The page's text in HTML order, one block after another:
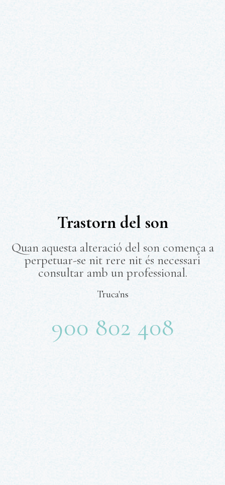
Trastorn del son
Quan aquesta alteració del son comença a
perpetuar-se nit rere nit és necessari
consultar amb un professional.
Truca'ns
900 802 408